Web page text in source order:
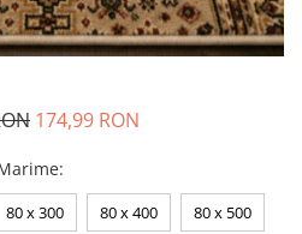
174,99 RON
:
80 x 300 80 x 400 80 x 500